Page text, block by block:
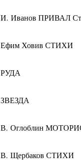
И. Иванов ПРИВАЛ
Ефим Ховив СТИХИ
РУДА
ЗВЕЗДА
В. Оглоблин
В. Щербаков СТИХИ